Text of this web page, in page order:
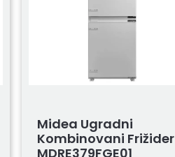
Midea Ugradni
Kombinovani Frižider
MDRE379FGE01